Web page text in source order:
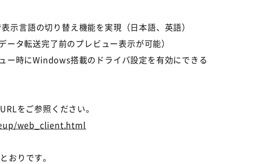
示言語の切り替え機能を実現（日本語、英語）
タ転送完了前のプレビュー表示が可能）
ー時にWindows搭載のドライバ設定を有効にできる
をご参照ください。
web_client.html
おりです。